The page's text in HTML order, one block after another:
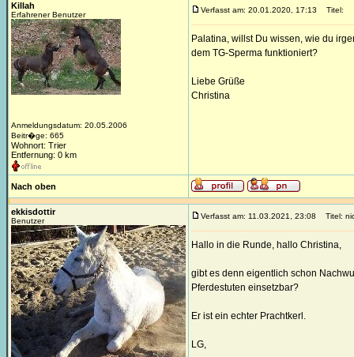
Killah
Erfahrener Benutzer
Anmeldungsdatum: 20.05.2006
Beitr�ge: 665
Wohnort: Trier
Entfernung: 0 km
Verfasst am: 20.01.2020, 17:13 Titel:
Palatina, willst Du wissen, wie du
dem TG-Sperma funktioniert?
Liebe Grüße
Christina
Nach oben
ekkisdottir
Benutzer
Verfasst am: 11.03.2021, 23:08 Titel:
Hallo in die Runde, hallo Christina,
gibt es denn eigentlich schon
Pferdestuten einsetzbar?
Er ist ein echter Prachtkerl.
LG,